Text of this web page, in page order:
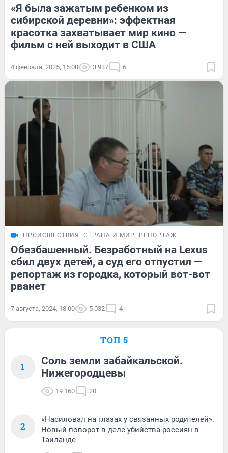
«Я была зажатым ребенком из
сибирской деревни»: эффектная
красотка захватывает мир кино —
фильм с ней выходит в США
4 февраля, 2025, 16:00 3 937 6
ПРОИСШЕСТВИЯ СТРАНА И МИР РЕПОРТАЖ
Обезбашенный. Безработный на Lexus
сбил двух детей, а суд его отпустил —
репортаж из городка, который вот-вот
рванет
7 августа, 2024, 18:00 5 032 4
ТОП 5
1
Соль земли забайкальской.
Нижегородцевы
19 160 20
2
«Насиловал на глазах у связанных родителей».
Новый поворот в деле убийства россиян в
Таиланде